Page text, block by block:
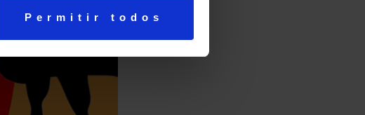
Permitir todos